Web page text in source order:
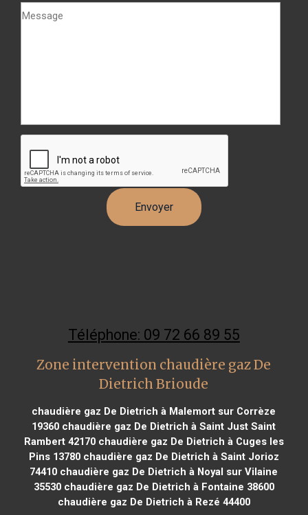
Téléphone: 09 72 66 89 55
Zone intervention chaudière gaz De
Dietrich Brioude
chaudière gaz De Dietrich à Malemort sur Corrèze
19360 chaudière gaz De Dietrich à Saint Just Saint
Rambert 42170chaudière gaz De Dietrich à Cuges les
Pins 13780chaudière gaz De Dietrich à Saint Jorioz
74410 chaudière gaz De Dietrich à Noyal sur Vilaine
35530chaudière gaz De Dietrich à Fontaine 38600
chaudière gaz De Dietrich à Rezé 44400